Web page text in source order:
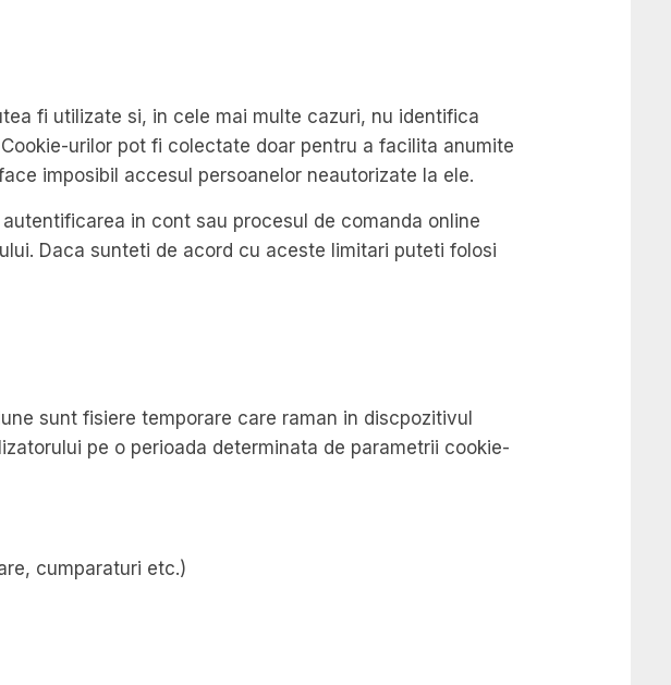
fi utilizate si, in cele mai multe cazuri, nu identifica
urilor pot fi colectate doar pentru a facilita anumite
imposibil accesul persoanelor neautorizate la ele.
in cont sau procesul de comanda online
Daca sunteti de acord cu aceste limitari puteti folosi
sunt fisiere temporare care raman in discpozitivul
pe o perioada determinata de parametrii cookie-
cumparaturi etc.)